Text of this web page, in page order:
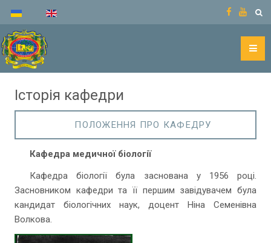
Історія кафедри
ПОЛОЖЕННЯ ПРО КАФЕДРУ
Кафедра медичної біології
Кафедра біології була заснована у 1956 році.
Засновником кафедри та її першим завідувачем була
кандидат біологічних наук, доцент Ніна Семенівна
Волкова.